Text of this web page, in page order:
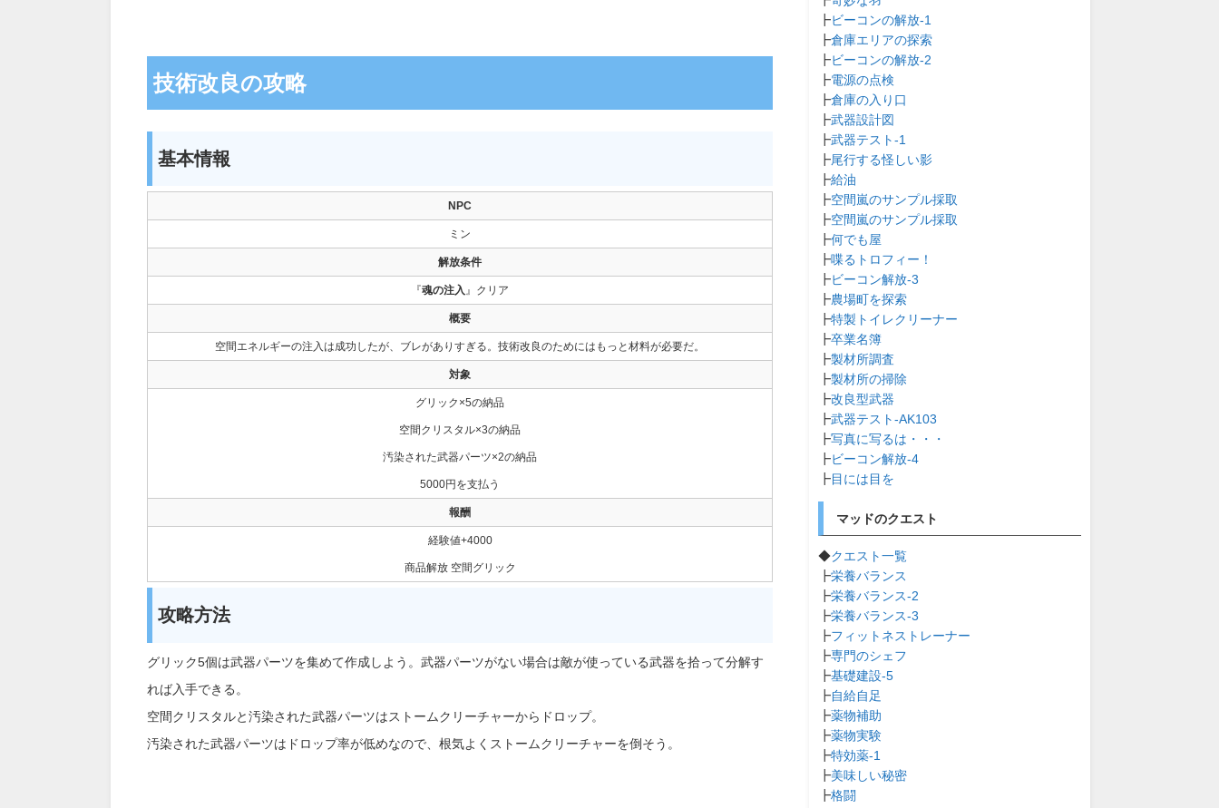
技術改良の攻略
基本情報
NPC
ミン
解放条件
『魂の注入 』クリア
概要
空間エネルギーの注入は成功したが、ブレがありすぎる。技術改良のためにはもっと材料が必要だ。
対象
グリック×5の納品
空間クリスタル×3の納品
汚染された武器パーツ×2の納品
5000円を支払う
報酬
経験値+4000
商品解放 空間グリック
攻略方法
グリック5個は武器パーツを集めて作成しよう。武器パーツがない場合は敵が使っている武器を拾って分解す
れば入手できる。
空間クリスタルと汚染された武器パーツはストームクリーチャーからドロップ。
汚染された武器パーツはドロップ率が低めなので、根気よくストームクリーチャーを倒そう。
┣ビーコンの解放-1
┣倉庫エリアの探索
┣ビーコンの解放-2
┣電源の点検
┣倉庫の入り口
┣武器設計図
┣武器テスト-1
┣尾行する怪しい影
┣給油
┣空間嵐のサンプル採取
┣空間嵐のサンプル採取
┣何でも屋
┣喋るトロフィー！
┣ビーコン解放-3
┣農場町を探索
┣特製トイレクリーナー
┣卒業名簿
┣製材所調査
┣製材所の掃除
┣改良型武器
┣武器テスト-AK103
┣写真に写るは・・・
┣ビーコン解放-4
┣ 目には目を
マッドのクエスト
◆クエスト一覧
┣栄養バランス
┣栄養バランス-2
┣栄養バランス-3
┣フィットネストレーナー
┣専門のシェフ
┣基礎建設-5
┣自給自足
┣薬物補助
┣薬物実験
┣特効薬-1
┣美味しい秘密
┣格闘